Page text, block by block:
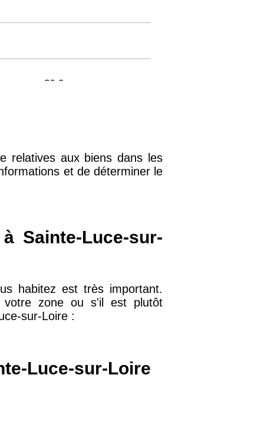
36 €
12 €
relatives aux biens dans les
et de déterminer le
Sainte-Luce-sur-
habitez est très important.
votre zone ou s'il est plutôt
sur-Loire :
Luce-sur-Loire